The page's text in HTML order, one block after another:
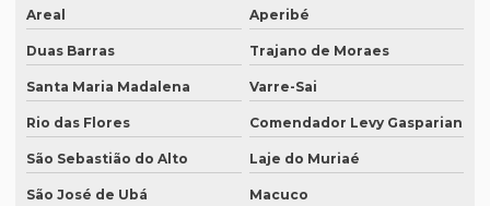
Empresa de tradução de documentos
Empresa tradução espanhol
Empresa de tradução especializada
Empresa de tradução especializada em brasília
Areal Aperibé
Duas Barras Trajano de Moraes
Santa Maria Madalena Varre-Sai
Rio das Flores Comendador Levy Gasparian
São Sebastião do Alto Laje do Muriaé
São José de Ubá
Macuco